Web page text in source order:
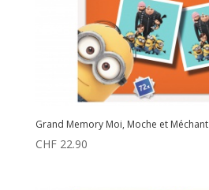
Grand Memory Moi, Moche et Méchant
CHF22.90